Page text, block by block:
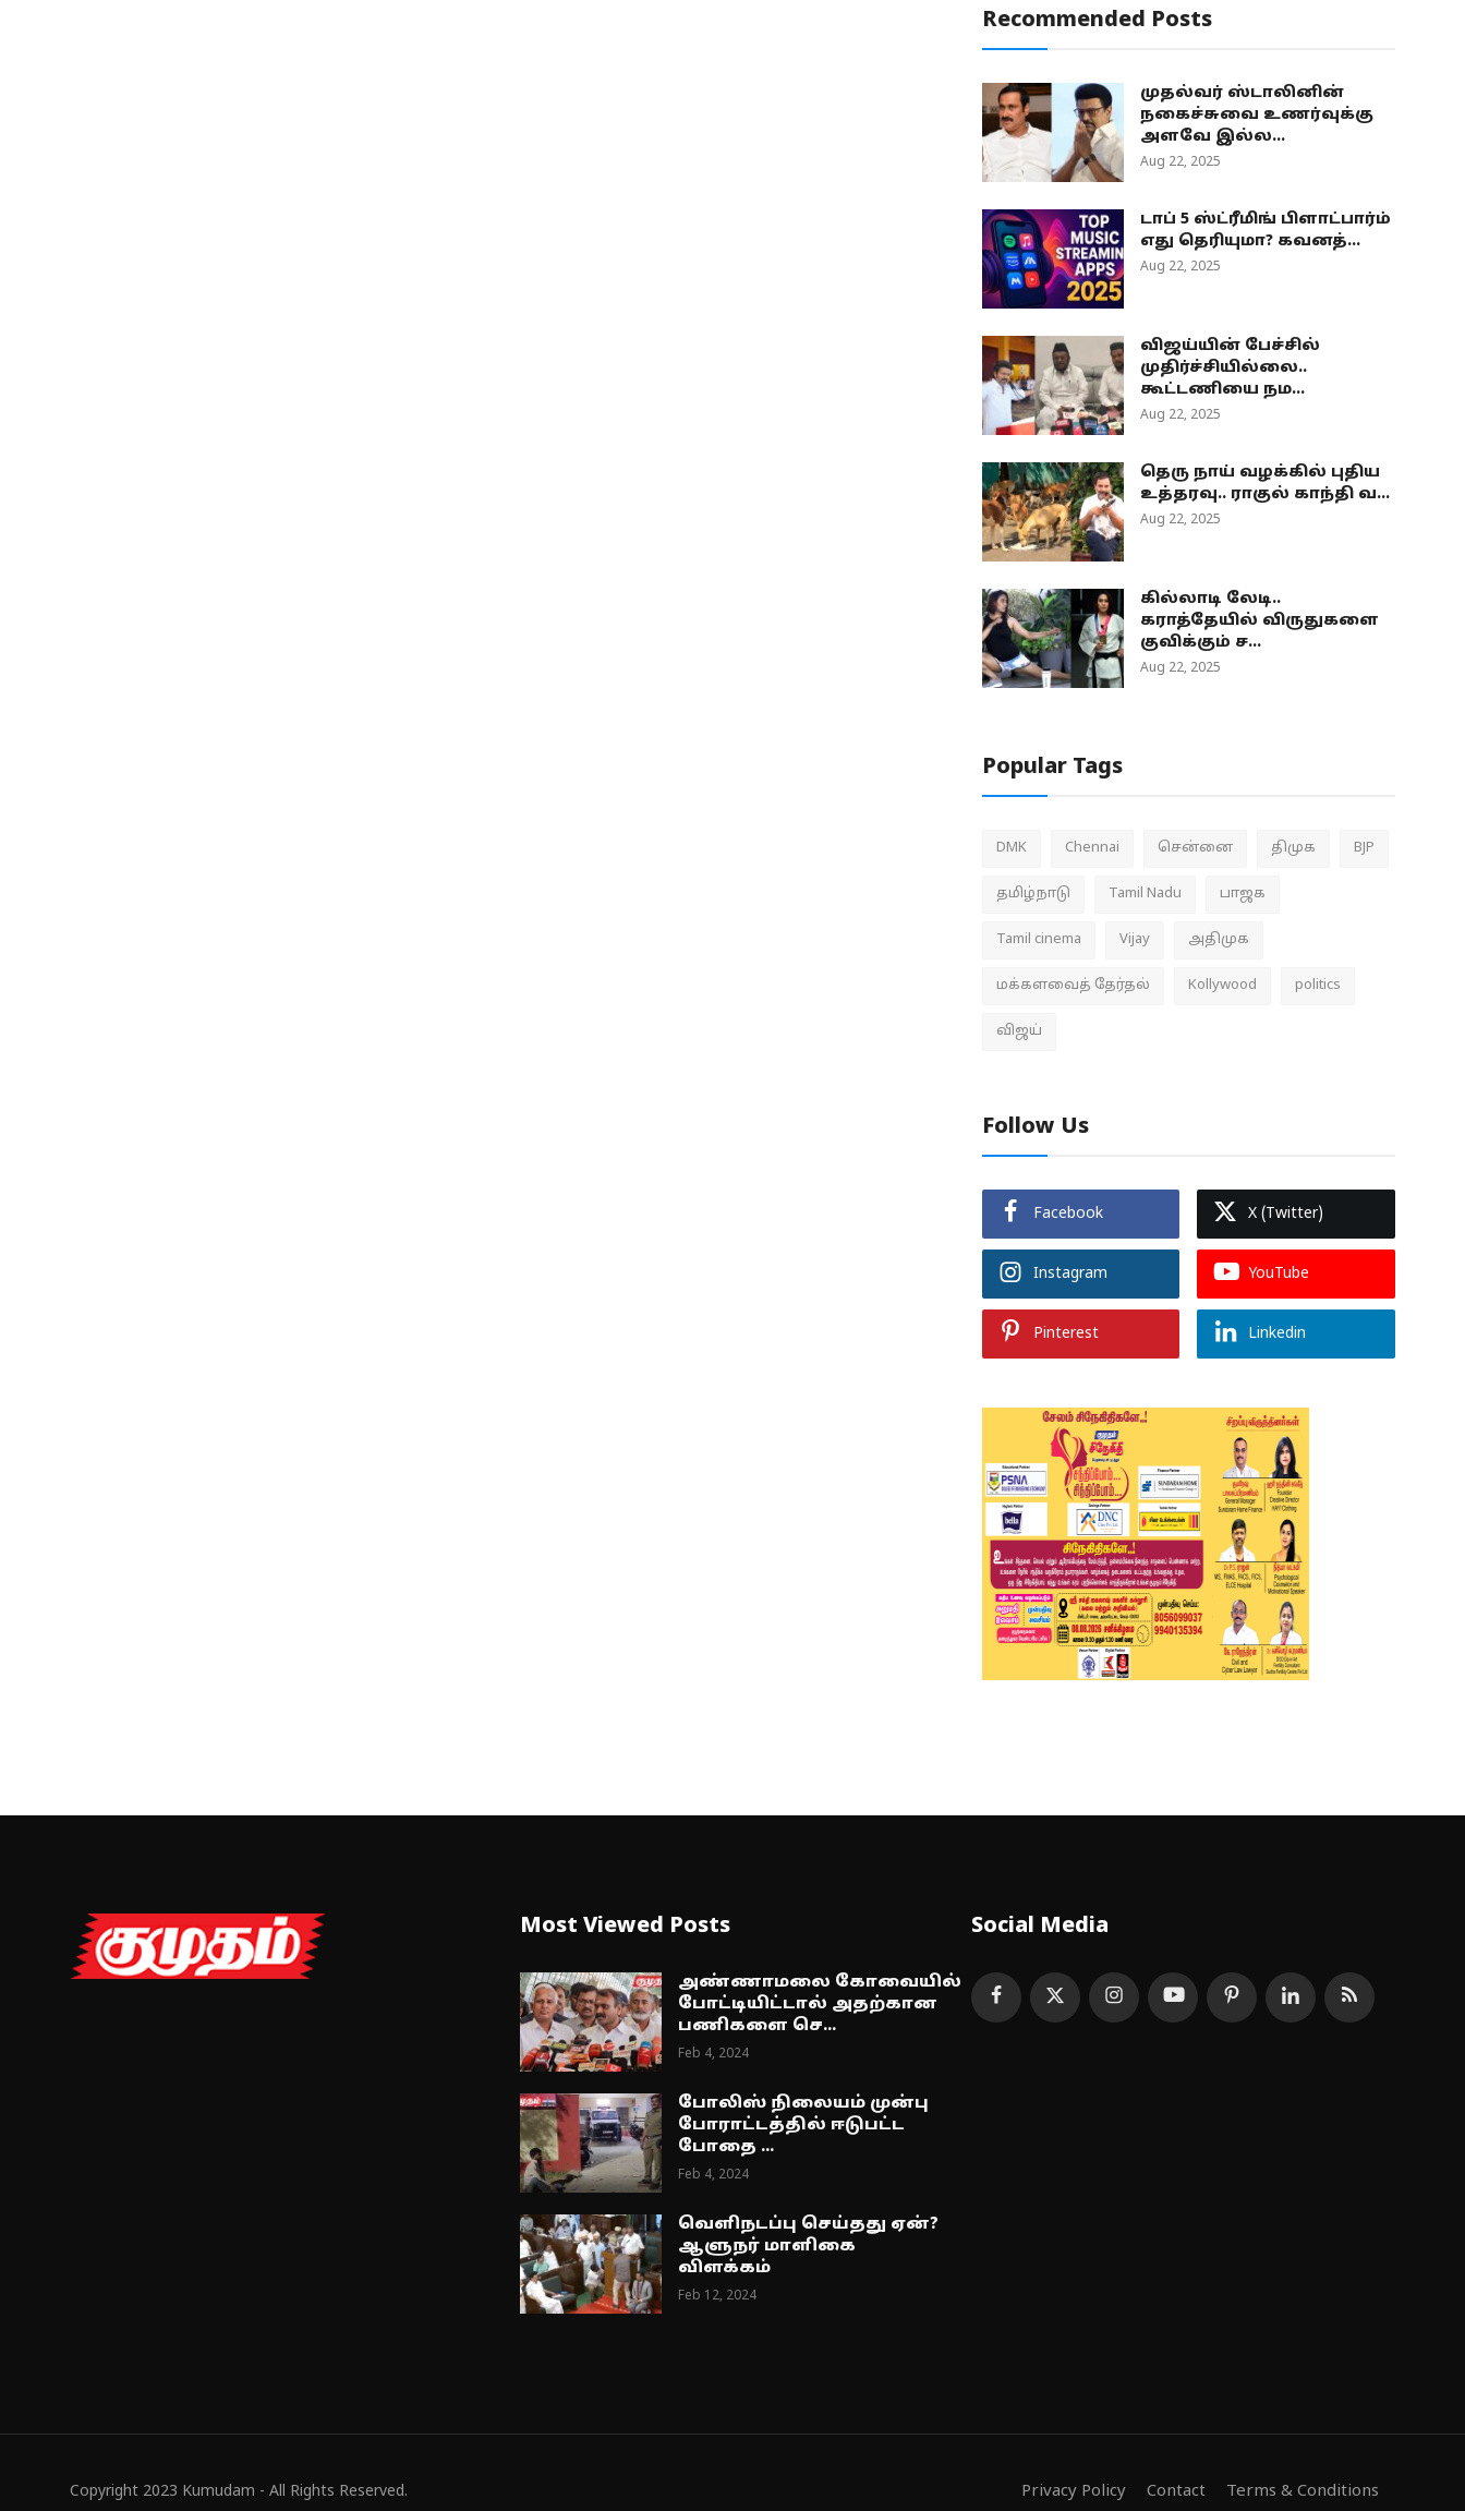
Recommended Posts
முதல்வர் ஸ்டாலினின்
நகைச்சுவை உணர்வுக்கு
அளவே இல்ல...
Aug 22, 2025
டாப் 5 ஸ்ட்ரீமிங் பிளாட்பார்ம்
எது தெரியுமா? கவனத்...
Aug 22, 2025
விஜய்யின் பேச்சில்
முதிர்ச்சியில்லை..
கூட்டணியை நம...
Aug 22, 2025
தெரு நாய் வழக்கில் புதிய
உத்தரவு.. ராகுல் காந்தி வ...
Aug 22, 2025
கில்லாடி லேடி..
கராத்தேயில் விருதுகளை
குவிக்கும் ச...
Aug 22, 2025
Popular Tags
DMK Chennai சென்னை திமுக BJP
தமிழ்நாடு Tamil Nadu பாஜக
Tamil cinema Vijay அதிமுக
மக்களவைத் தேர்தல் Kollywood politics
விஜய்
Follow Us
Facebook X (Twitter)
Instagram YouTube
Pinterest Linkedin
Most Viewed Posts
அண்ணாமலை கோவையில்
போட்டியிட்டால் அதற்கான
பணிகளை செ...
Feb 4, 2024
போலிஸ் நிலையம் முன்பு
போராட்டத்தில் ஈடுபட்ட
போதை ...
Feb 4, 2024
வெளிநடப்பு செய்தது ஏன்?
ஆளுநர் மாளிகை
விளக்கம்
Feb 12, 2024
Social Media
Copyright 2023 Kumudam - All Rights Reserved. Privacy Policy Contact Terms & Conditions